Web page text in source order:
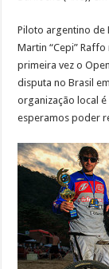
Piloto argentino de
Martin “Cepi”
primeira vez o
disputa no Brasil
organização local
esperamos poder